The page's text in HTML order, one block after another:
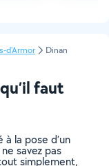
d'Armor Dinan
faut
la pose d’un
savez pas
simplement,